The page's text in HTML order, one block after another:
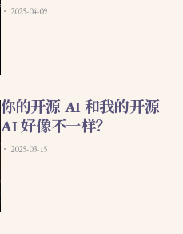
2025-04-09
你的开源 AI 和我的开源
AI 好像不一样？
2025-03-15